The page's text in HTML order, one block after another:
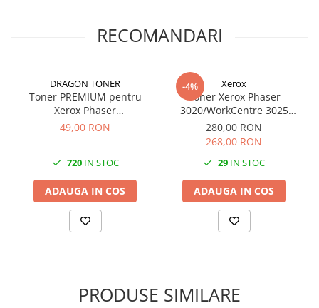
RECOMANDARI
DRAGON TONER
Toner PREMIUM pentru
Xerox Phaser
3020/WorkCentre 3025
49,00 RON
720IN STOC
ADAUGA IN COS
-4% Xerox
Toner Xerox Phaser
3020/WorkCentre 3025
(106R02773), negru (black),
original, 1500 pagini
280,00 RON
268,00 RON
29 IN STOC
ADAUGA IN COS
PRODUSE SIMILARE